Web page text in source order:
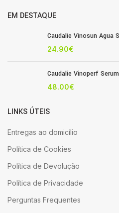
EM DESTAQUE
Caudalie Vinosun Agua
24.90€
Caudalie Vinoperf
48.00€
LINKS ÚTEIS
Entregas ao domicílio
Política de Cookies
Política de Devolução
Política de Privacidade
Perguntas Frequentes